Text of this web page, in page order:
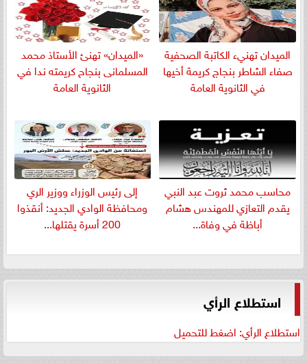
الميدان تهنيء الكاتبة الصحفية
صفاء الشاطر بنجاج كريمة أخيها
في الثانوية العامة
«الميدان» تهنئ الأستاذ محمد
المسلمانى بنجاح كريمته ندا في
الثانوية العامة
​محاسب محمد ثروت عبد النبي
يقدم التعازي للمهندس هشام
أباظة في وفاة...
إلى رئيس الوزراء ووزير الري
ومحافظة الوادي الجديد: أنقذوا
200 أسرة يقتلها...
استطلاع الرأي
استطلاع الرأي: اضغط للتحميل